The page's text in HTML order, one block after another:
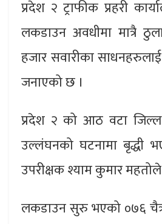
प्रदेश २ ट्राफीक प्रहरी
लकडाउन अवधीमा मात्रै
हजार सवारीका साधनहरुलाई
जनाएको छ ।
प्रदेश २ को आठ वटा
उल्लंघनको घटनामा बृद्धी
उपरीक्षक श्याम कुमार
लकडाउन सुरु भएको ०७६